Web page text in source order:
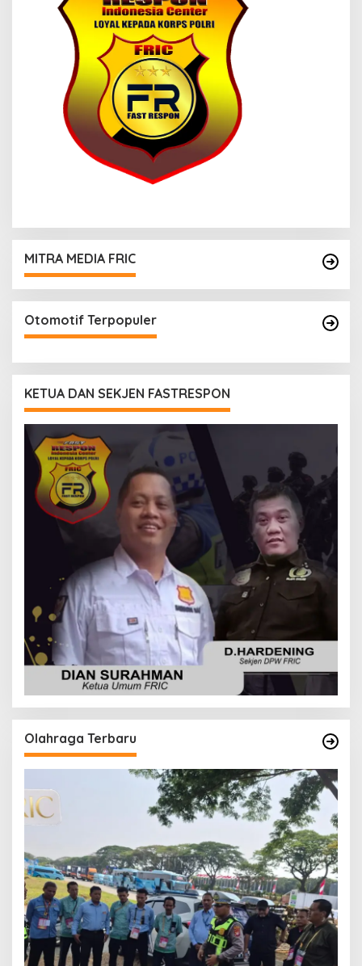
MITRA MEDIA FRIC
Otomotif Terpopuler
KETUA DAN SEKJEN FASTRESPON
Olahraga Terbaru